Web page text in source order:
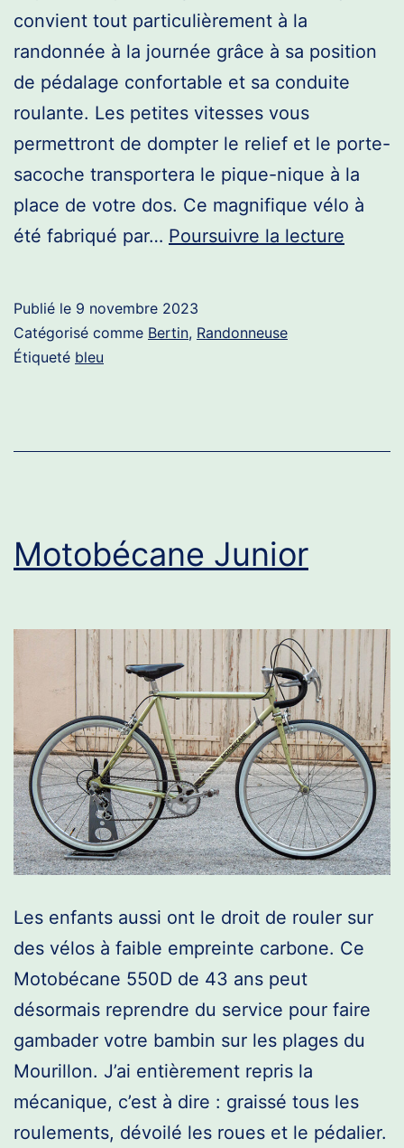
convient tout particulièrement à la
randonnée à la journée grâce à sa position
de pédalage confortable et sa conduite
roulante. Les petites vitesses vous
permettront de dompter le relief et le porte-
sacoche transportera le pique-nique à la
place de votre dos. Ce magnifique vélo à
été fabriqué par… Poursuivre la lecture
Publié le 9 novembre 2023
Catégorisé comme Bertin, Randonneuse
Étiqueté bleu
Motobécane Junior
Les enfants aussi ont le droit de rouler sur
des vélos à faible empreinte carbone. Ce
Motobécane 550D de 43 ans peut
désormais reprendre du service pour faire
gambader votre bambin sur les plages du
Mourillon. J’ai entièrement repris la
mécanique, c’est à dire : graissé tous les
roulements, dévoilé les roues et le pédalier.